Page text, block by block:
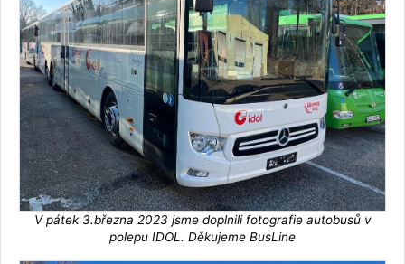
V pátek 3.března 2023 jsme doplnili fotografie autobusů v
polepu IDOL. Děkujeme BusLine